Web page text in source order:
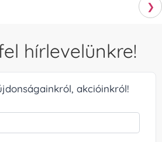
❯
hírlevelünkre!
akcióinkról!